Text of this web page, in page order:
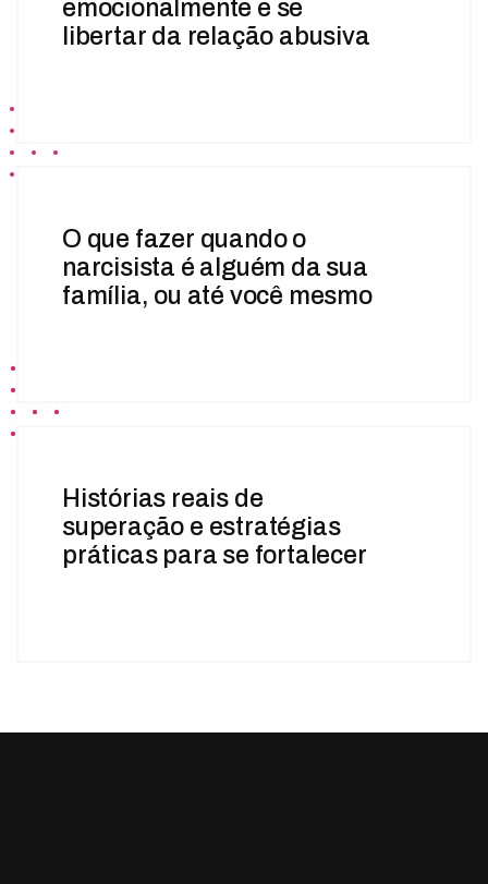
emocionalmente e se
libertar da relação abusiva
O que fazer quando o
narcisista é alguém da sua
família, ou até você mesmo
Histórias reais de
superação e estratégias
práticas para se fortalecer